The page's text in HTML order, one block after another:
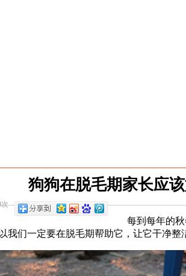
狗狗在脱毛期家长应
次
每到每年的
们一定要在脱毛期帮助它，让它干净